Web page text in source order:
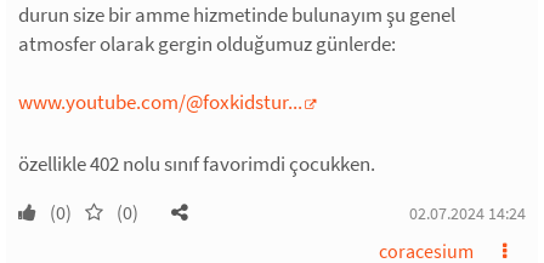
durun size bir amme hizmetinde bulunayım şu genel
atmosfer olarak gergin olduğumuz günlerde:
www.youtube.com/@foxkidstur...
özellikle 402 nolu sınıf favorimdi çocukken.
(0) (0) 02.07.2024 14:24
coracesium